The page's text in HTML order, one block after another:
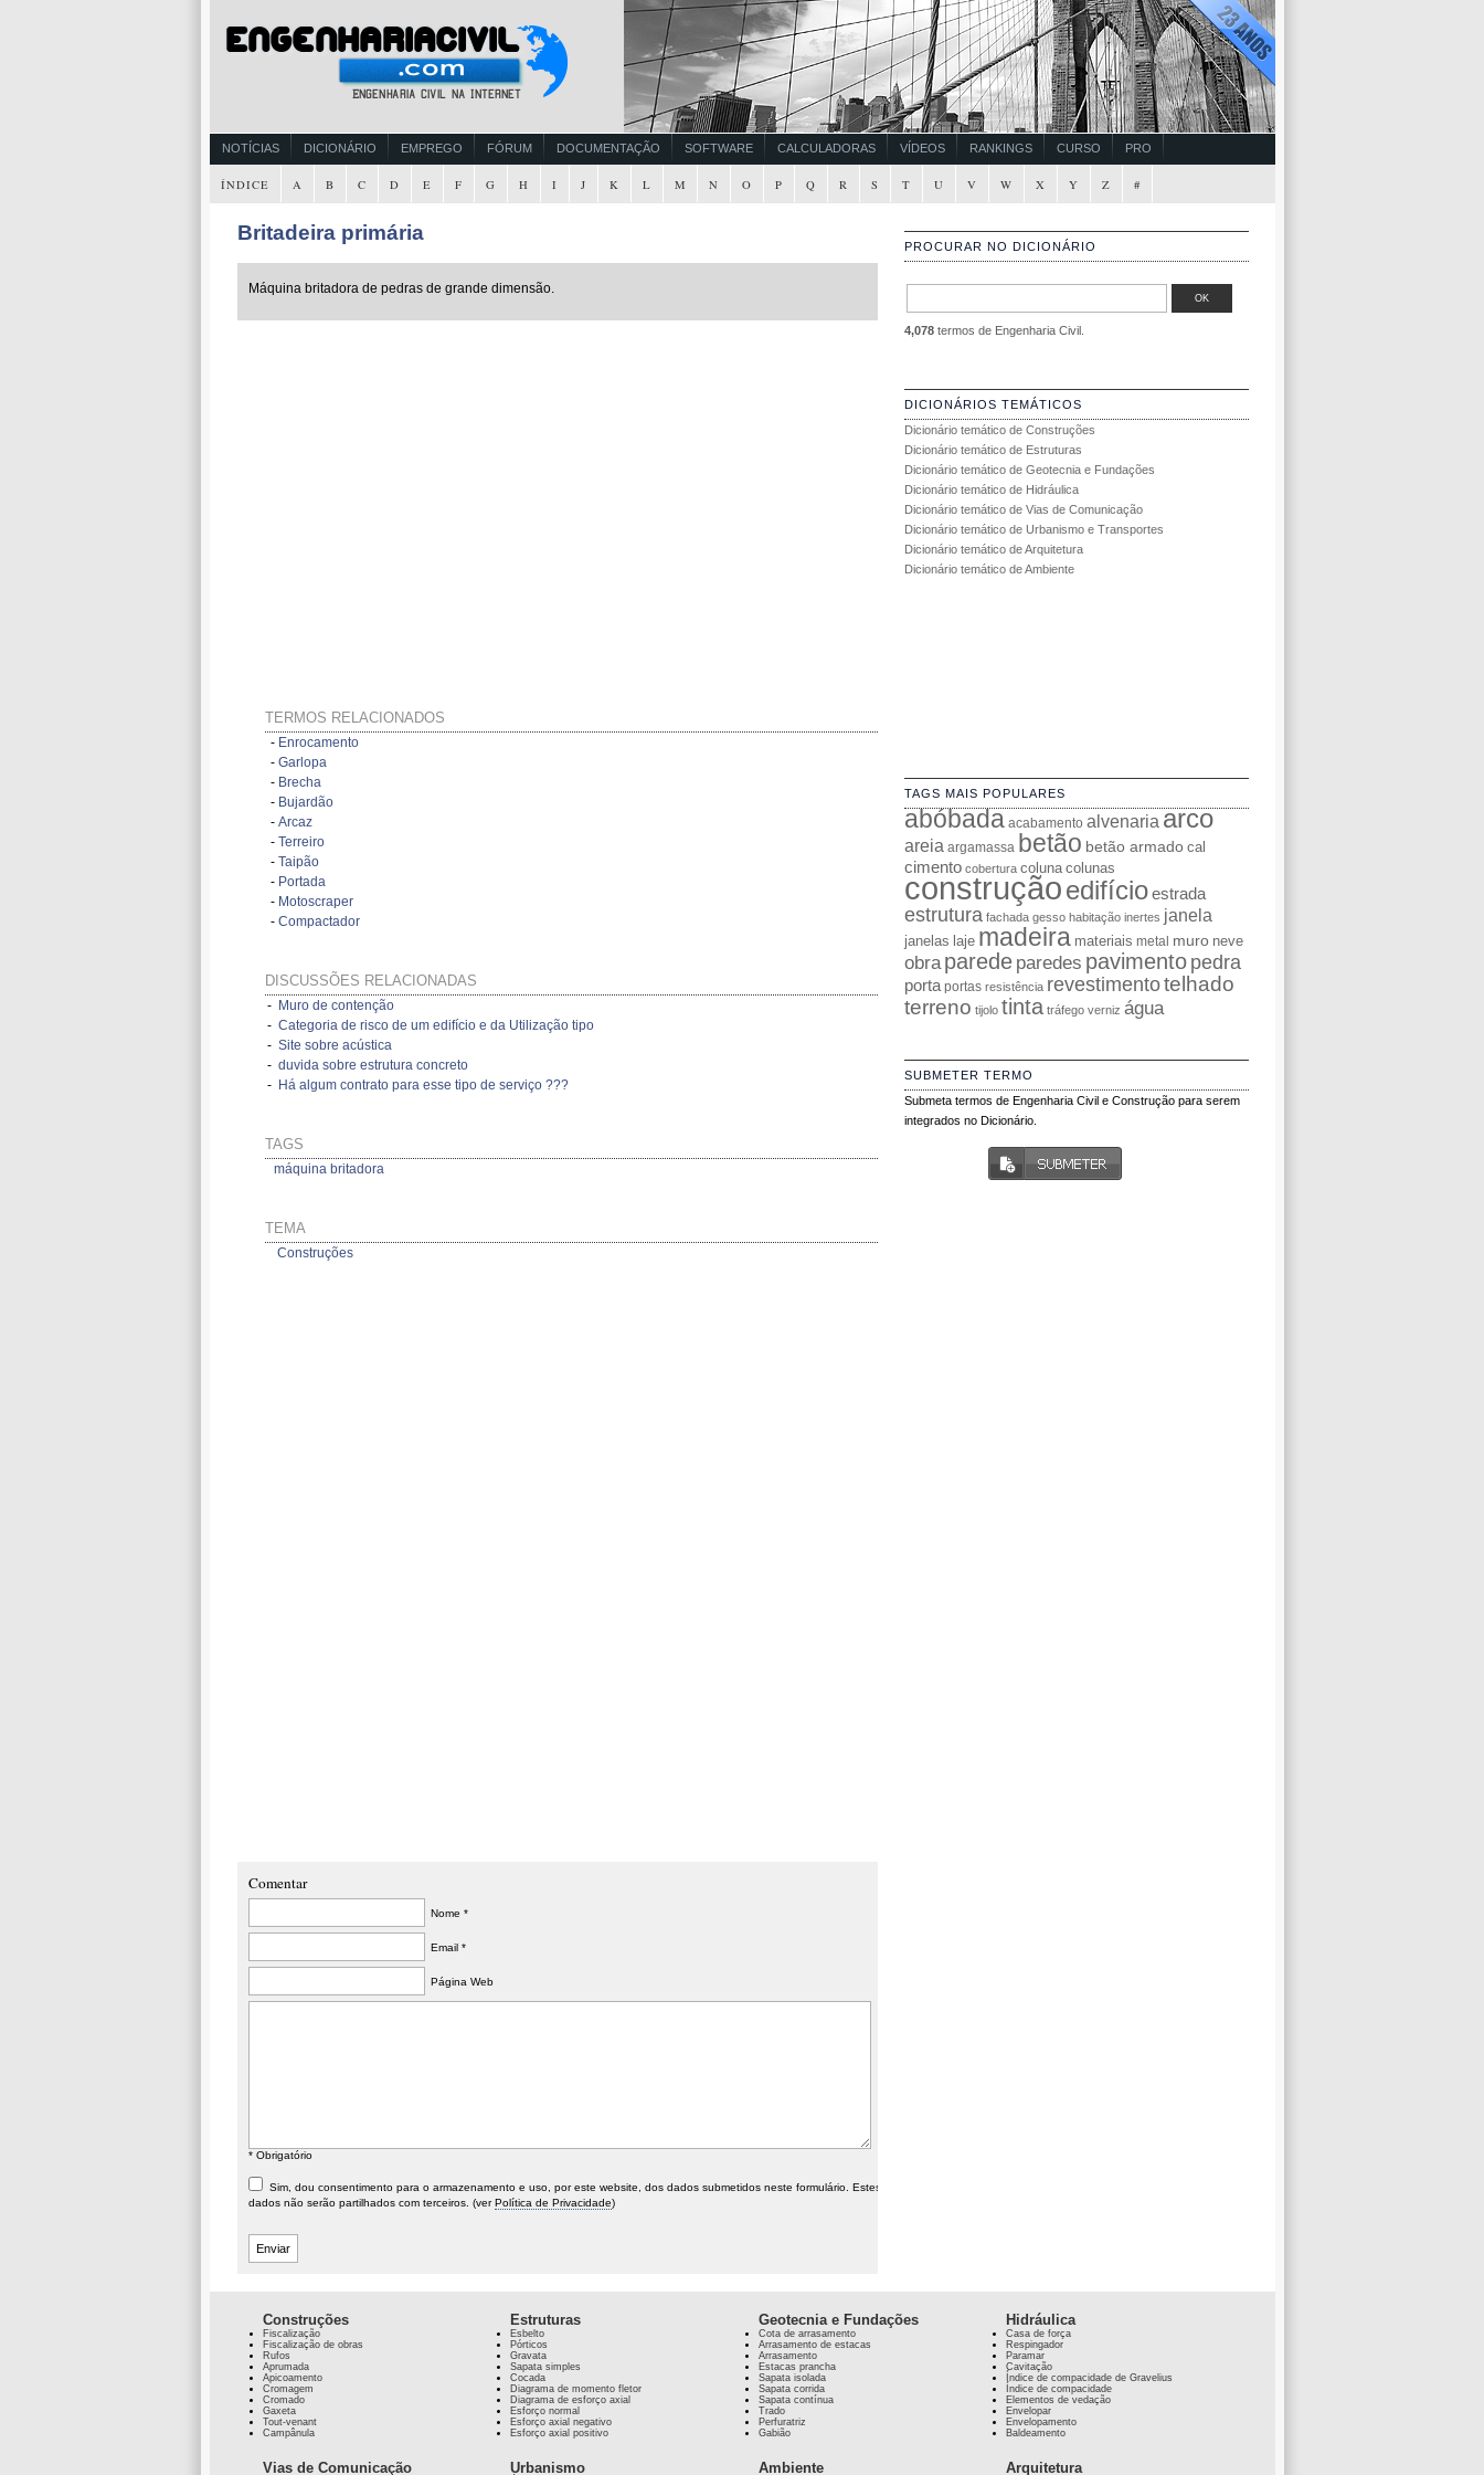
NOTÍCIAS DICIONÁRIO EMPREGO FÓRUM DOCUMENTAÇÃO SOFTWARE CALCULADORAS VÍDEOS RANKINGS CURSO PRO
ÍNDICE A B C D E F G H I J K L M N O P Q R S T U V W X Y Z #
Britadeira primária
Máquina britadora de pedras de grande dimensão.
TERMOS RELACIONADOS
- Enrocamento
- Garlopa
- Brecha
- Bujardão
- Arcaz
- Terreiro
- Taipão
- Portada
- Motoscraper
- Compactador
DISCUSSÕES RELACIONADAS
- Muro de contenção
- Categoria de risco de um edifício e da Utilização tipo
- Site sobre acústica
- duvida sobre estrutura concreto
- Há algum contrato para esse tipo de serviço ???
TAGS
máquina britadora
TEMA
Construções
Comentar
Nome *
Email *
Página Web
* Obrigatório
Sim, dou consentimento para o armazenamento e uso, por este website, dos dados submetidos neste formulário. Estes
dados não serão partilhados com terceiros. (verPolítica de Privacidade)
PROCURAR NO DICIONÁRIO
4,078termos de Engenharia Civil.
DICIONÁRIOS TEMÁTICOS
Dicionário temático de Construções
Dicionário temático de Estruturas
Dicionário temático de Geotecnia e Fundações
Dicionário temático de Hidráulica
Dicionário temático de Vias de Comunicação
Dicionário temático de Urbanismo e Transportes
Dicionário temático de Arquitetura
Dicionário temático de Ambiente
TAGS MAIS POPULARES
abóbada acabamento alvenariaarco
areia argamassa betão betão armado cal
cimento cobertura coluna colunas
construçãoedifício estrada
estrutura fachada gesso habitação inertes janela
janelas laje madeira materiais metal muro neve
obra parede paredes pavimento pedra
porta portas resistência revestimentotelhado
terreno tijolo tinta tráfego verniz água
SUBMETER TERMO
Submeta termos de Engenharia Civil e Construção para serem
integrados no Dicionário.
Construções
Fiscalização
Fiscalização de obras
Rufos
Aprumada
Apicoamento
Cromagem
Cromado
Gaxeta
Tout-venant
Campânula
Estruturas
Esbelto
Pórticos
Gravata
Sapata simples
Cocada
Diagrama de momento fletor
Diagrama de esforço axial
Esforço normal
Esforço axial negativo
Esforço axial positivo
Geotecnia e Fundações
Cota de arrasamento
Arrasamento de estacas
Arrasamento
Estacas prancha
Sapata isolada
Sapata corrida
Sapata contínua
Trado
Perfuratriz
Gabião
Hidráulica
Casa de força
Respingador
Paramar
Cavitação
Índice de compacidade de Gravelius
Índice de compacidade
Elementos de vedação
Envelopar
Envelopamento
Baldeamento
Vias de Comunicação Urbanismo Ambiente Arquitetura